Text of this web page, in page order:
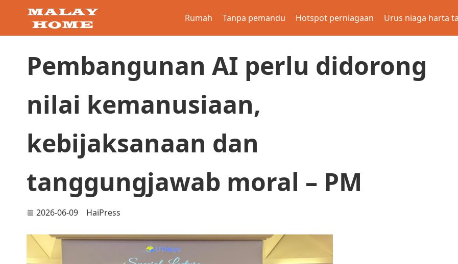
Rumah Tanpa pemandu Hotspot perniagaan Urus niaga harta
Pembangunan AI perlu didorong
nilai kemanusiaan,
kebijaksanaan dan
tanggungjawab moral – PM
2026-06-09 HaiPress